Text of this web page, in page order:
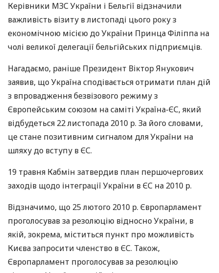
Керівники МЗС України і Бельгії відзначили
важливість візиту в листопаді цього року з
економічною місією до України Принца Філіппа на
чолі великої делегації бельгійських підприємців.
Нагадаємо, раніше Президент Віктор Янукович
заявив, що Україна сподівається отримати план дій
з впровадження безвізового режиму з
Європейським союзом на саміті Україна-ЄС, який
відбудеться 22 листопада 2010 р. За його словами,
це стане позитивним сигналом для України на
шляху до вступу в ЄС.
19 травня Кабмін затвердив план першочергових
заходів щодо інтеграції України в ЄС на 2010 р.
Відзначимо, що 25 лютого 2010 р. Європарламент
проголосував за резолюцію відносно України, в
якій, зокрема, міститься пункт про можливість
Києва запросити членство в ЄС. Також,
Європарламент проголосував за резолюцію